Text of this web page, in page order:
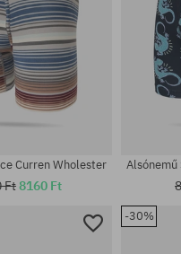
Curren Wholester
Ft8160 Ft
Alsónemű
-30%